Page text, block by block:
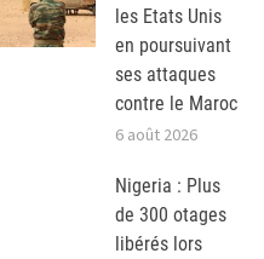
les Etats Unis
en poursuivant
ses attaques
contre le Maroc
6 août 2026
Nigeria : Plus
de 300 otages
libérés lors